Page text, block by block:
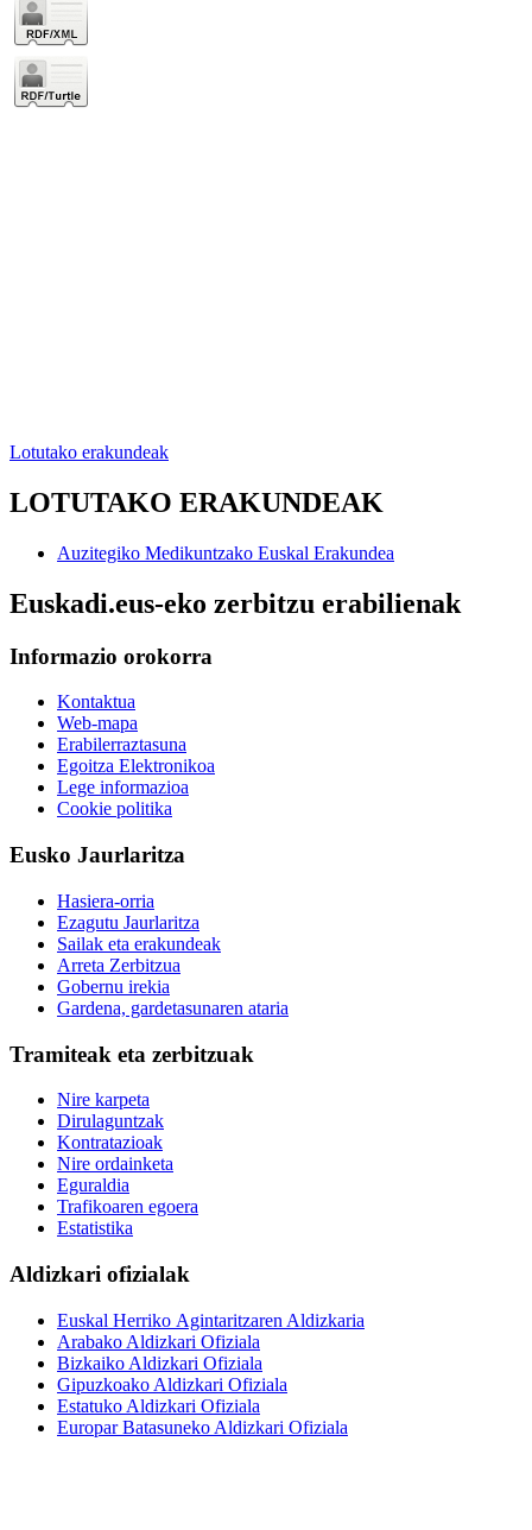
Lotutako erakundeak
LOTUTAKO ERAKUNDEAK
Auzitegiko Medikuntzako Euskal Erakundea
Euskadi.eus-eko zerbitzu erabilienak
Informazio orokorra
Kontaktua
Web-mapa
Erabilerraztasuna
Egoitza Elektronikoa
Lege informazioa
Cookie politika
Eusko Jaurlaritza
Hasiera-orria
Ezagutu Jaurlaritza
Sailak eta erakundeak
Arreta Zerbitzua
Gobernu irekia
Gardena, gardetasunaren ataria
Tramiteak eta zerbitzuak
Nire karpeta
Dirulaguntzak
Kontratazioak
Nire ordainketa
Eguraldia
Trafikoaren egoera
Estatistika
Aldizkari ofizialak
Euskal Herriko Agintaritzaren Aldizkaria
Arabako Aldizkari Ofiziala
Bizkaiko Aldizkari Ofiziala
Gipuzkoako Aldizkari Ofiziala
Estatuko Aldizkari Ofiziala
Europar Batasuneko Aldizkari Ofiziala